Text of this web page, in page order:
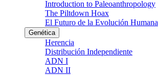
Introduction to Paleoanthropology
The Piltdown Hoax
El Futuro de la Evolución Humana
Genética
Herencia
Distribución Independiente
ADN I
ADN II